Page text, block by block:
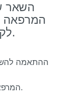
השאר
לקביעת פגישת ייעוץ.
*המרפאה שלנו ממוקמת ברמת גן.